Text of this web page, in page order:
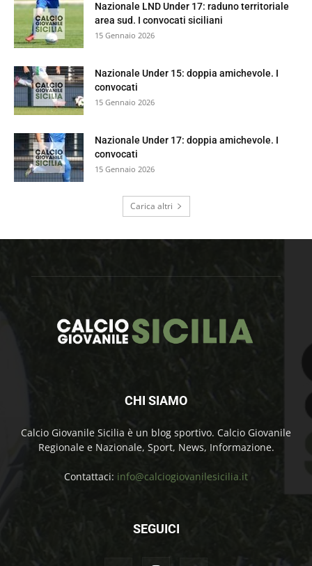
Nazionale LND Under 17: raduno territoriale
area sud. I convocati siciliani
15 Gennaio 2026
Nazionale Under 15: doppia amichevole. I
convocati
15 Gennaio 2026
Nazionale Under 17: doppia amichevole. I
convocati
15 Gennaio 2026
Carica altri
CHI SIAMO
Calcio Giovanile Sicilia è un blog sportivo. Calcio Giovanile
Regionale e Nazionale, Sport, News, Informazione.
Contattaci: info@calciogiovanilesicilia.it
SEGUICI